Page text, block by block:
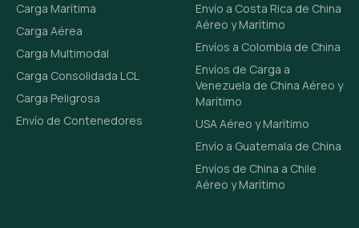
Carga Marítima
Carga Aérea
Carga Multimodal
Carga Consolidada LCL
Carga Peligrosa
Envío de Contenedores
Envío a Costa Rica de China
Aéreo y Marítimo
Envíos a Colombia de China
Envíos de Carga a
Venezuela de China Aéreo y
Marítimo
USA Aéreo y Marítimo
Envío a Guatemala de China
Envíos de China a Chile
Aéreo y Marítimo